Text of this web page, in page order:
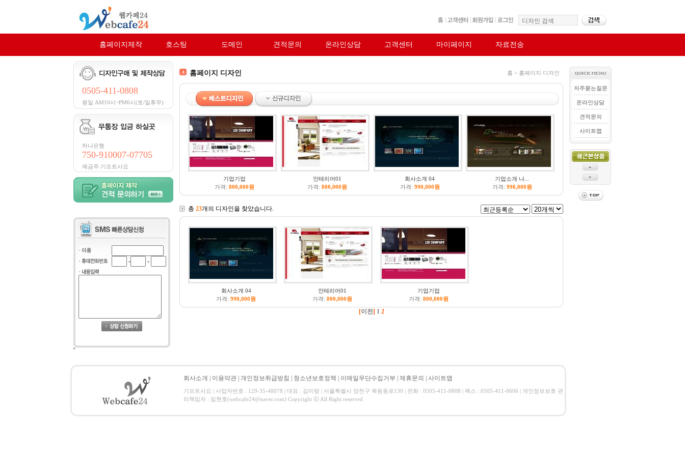
홈페이지제작 호스팅 도메인 견적문의 온라인상담 고객센터 마이페이지 자료전송
0505-411-0808
평일 AM10시~PM6시(토/일휴무)
하나은행
750-910007-07705
예금주:기프트사요
- -
홈페이지 디자인 홈 > 홈페이지 디자인
기업기업
가격: 800,000원
인테리어01
가격: 800,000원
회사소개 04
가격: 990,000원
기업소개 나...
가격: 990,000원
총 23개의 디자인을 찾았습니다.
회사소개 04
가격: 990,000원
인테리어01
가격: 800,000원
기업기업
가격: 800,000원
[이전] 1 2
자주묻는질문
온라인상담
견적문의
사이트맵
회사소개 이용약관 개인정보취급방침 청소년보호정책 이메일무단수집거부 제휴문의 사이트맵
기프트사요 | 사업자번호 : 129-35-48078 | 대표 : 김미랑 | 서울특별시 양천구 목동동로130 | 전화 : 0505-411-0808 | 팩스 : 0505-411-0606 | 개인정보보호 관
리책임자 : 임현호(webcafe24@naver.com) Copyright ⓒ All Right reserved